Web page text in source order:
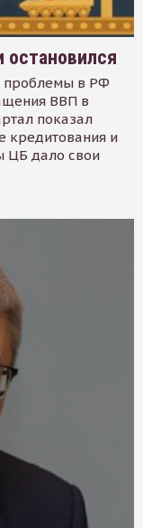
остановился
проблемы в РФ
ВВП в
показал
кредитования и
ЦБ дало свои